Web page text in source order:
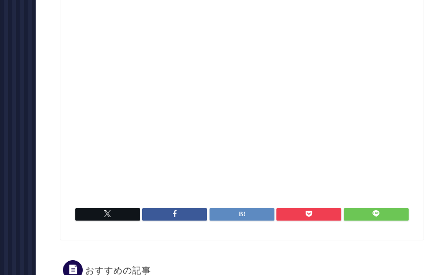
おすすめの記事